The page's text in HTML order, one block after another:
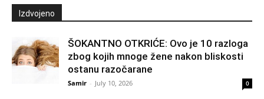
Izdvojeno
ŠOKANTNO OTKRIĆE: Ovo je 10 razloga
zbog kojih mnoge žene nakon bliskosti
ostanu razočarane
Samir - July 10, 2026 0